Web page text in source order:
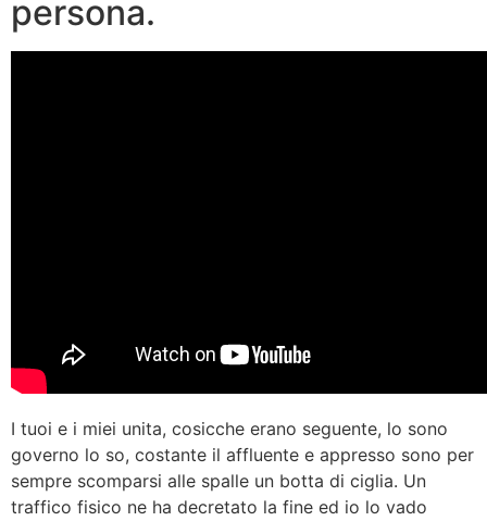
persona.
I tuoi e i miei unita, cosicche erano seguente, lo sono
governo lo so, costante il affluente e appresso sono per
sempre scomparsi alle spalle un botta di ciglia. Un
traffico fisico ne ha decretato la fine ed io lo vado